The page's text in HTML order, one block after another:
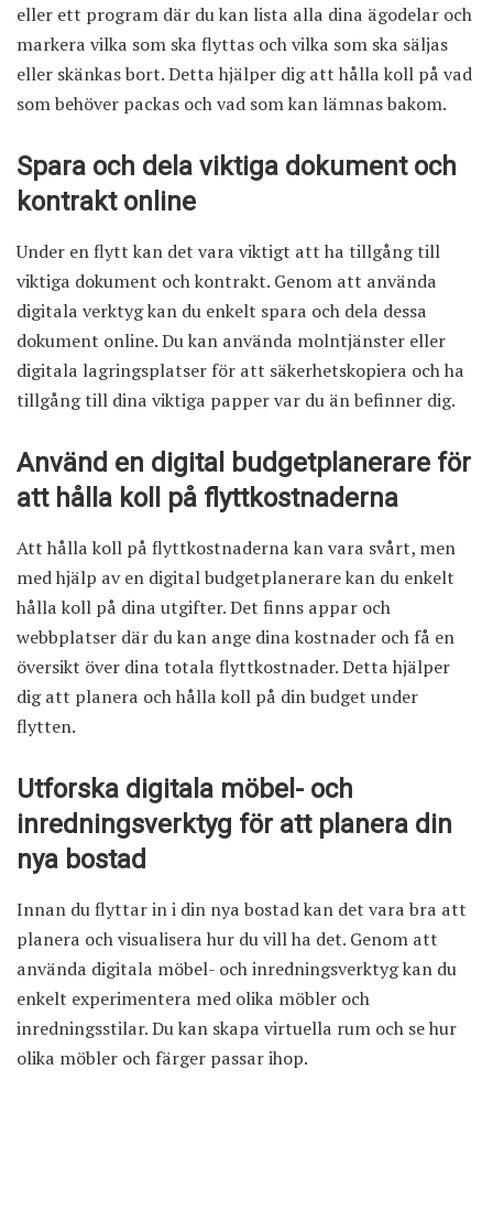
eller ett program där du kan lista alla dina ägodelar och
markera vilka som ska flyttas och vilka som ska säljas
eller skänkas bort. Detta hjälper dig att hålla koll på vad
som behöver packas och vad som kan lämnas bakom.
Spara och dela viktiga dokument och
kontrakt online
Under en flytt kan det vara viktigt att ha tillgång till
viktiga dokument och kontrakt. Genom att använda
digitala verktyg kan du enkelt spara och dela dessa
dokument online. Du kan använda molntjänster eller
digitala lagringsplatser för att säkerhetskopiera och ha
tillgång till dina viktiga papper var du än befinner dig.
Använd en digital budgetplanerare för
att hålla koll på flyttkostnaderna
Att hålla koll på flyttkostnaderna kan vara svårt, men
med hjälp av en digital budgetplanerare kan du enkelt
hålla koll på dina utgifter. Det finns appar och
webbplatser där du kan ange dina kostnader och få en
översikt över dina totala flyttkostnader. Detta hjälper
dig att planera och hålla koll på din budget under
flytten.
Utforska digitala möbel- och
inredningsverktyg för att planera din
nya bostad
Innan du flyttar in i din nya bostad kan det vara bra att
planera och visualisera hur du vill ha det. Genom att
använda digitala möbel- och inredningsverktyg kan du
enkelt experimentera med olika möbler och
inredningsstilar. Du kan skapa virtuella rum och se hur
olika möbler och färger passar ihop.